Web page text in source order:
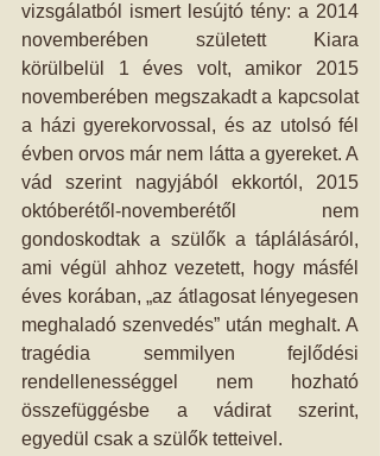
vizsgálatból ismert lesújtó tény: a 2014
novemberében született Kiara
körülbelül 1 éves volt, amikor 2015
novemberében megszakadt a kapcsolat
a házi gyerekorvossal, és az utolsó fél
évben orvos már nem látta a gyereket. A
vád szerint nagyjából ekkortól, 2015
októberétől-novemberétől nem
gondoskodtak a szülők a táplálásáról,
ami végül ahhoz vezetett, hogy másfél
éves korában, „az átlagosat lényegesen
meghaladó szenvedés” után meghalt. A
tragédia semmilyen fejlődési
rendellenességgel nem hozható
összefüggésbe a vádirat szerint,
egyedül csak a szülők tetteivel.